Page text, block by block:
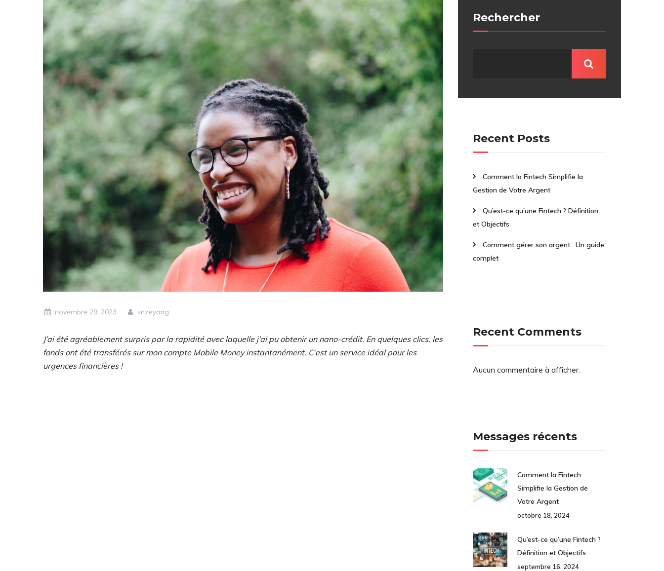
novembre 29, 2023 snzeyang
J’ai été agréablement surpris par la rapidité avec laquelle j’ai pu obtenir un nano-crédit. En quelques clics, les
fonds ont été transférés sur mon compte Mobile Money instantanément. C’est un service idéal pour les
urgences financières !
Rechercher
Recent Posts
Comment la Fintech Simplifie la
Gestion de Votre Argent
Qu’est-ce qu’une Fintech ? Définition
et Objectifs
Comment gérer son argent : Un guide
complet
Recent Comments
Aucun commentaire à afficher.
Messages récents
Comment la Fintech
Simplifie la Gestion de
Votre Argent
octobre 18, 2024
Qu’est-ce qu’une Fintech ?
Définition et Objectifs
septembre 16, 2024